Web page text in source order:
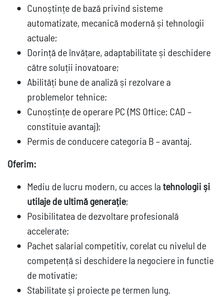
Cunoștințe de bază privind sisteme
automatizate, mecanică modernă și tehnologii
actuale;
Dorință de învățare, adaptabilitate și deschidere
către soluții inovatoare;
Abilități bune de analiză și rezolvare a
problemelor tehnice;
Cunoștințe de operare PC (MS Office; CAD –
constituie avantaj);
Permis de conducere categoria B – avantaj.
Oferim:
Mediu de lucru modern, cu acces la tehnologii și
utilaje de ultimă generație;
Posibilitatea de dezvoltare profesională
accelerate;
Pachet salarial competitiv, corelat cu nivelul de
competență si deschidere la negociere in functie
de motivatie;
Stabilitate și proiecte pe termen lung.